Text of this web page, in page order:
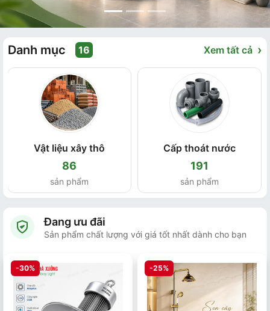
Danh mục 16 Xem tất cả ›
Vật liệu xây thô
86
sản phẩm
Cấp thoát nước
191
sản phẩm
Đang ưu đãi
Sản phẩm chất lượng với giá tốt nhất dành cho bạn
-30% -25%